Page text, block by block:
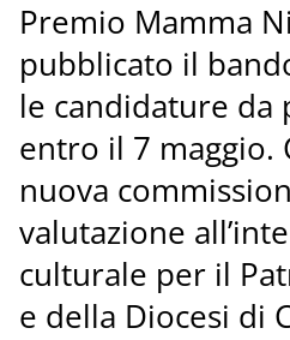
Premio Mamma
pubblicato il
le candidature da
entro il 7 maggio.
nuova
valutazione
culturale per il
e della Diocesi di